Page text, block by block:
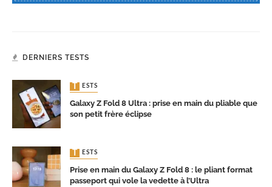
DERNIERS TESTS
TESTS
Galaxy Z Fold 8 Ultra : prise en main du pliable que
son petit frère éclipse
TESTS
Prise en main du Galaxy Z Fold 8 : le pliant format
passeport qui vole la vedette à l’Ultra